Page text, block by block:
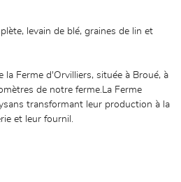
Valider votre panier
levain de blé, graines de lin et
la Ferme d'Orvilliers, située à Broué, à
de notre ferme.La Ferme
transformant leur production à la
et leur fournil.